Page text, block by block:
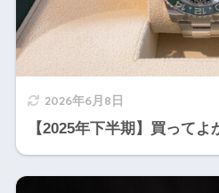
2026年6月8日
【2025年下半期】買ってよ